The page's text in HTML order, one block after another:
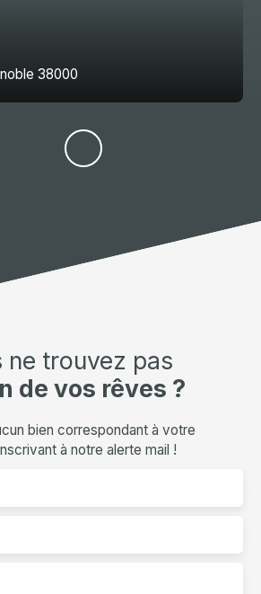
38000
ne trouvez pas
de vos rêves ?
bien correspondant à votre
à notre alerte mail !